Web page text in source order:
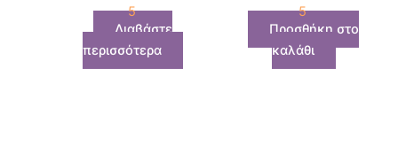
5
Διαβάστε
περισσότερα
5
Προσθήκη στο
καλάθι